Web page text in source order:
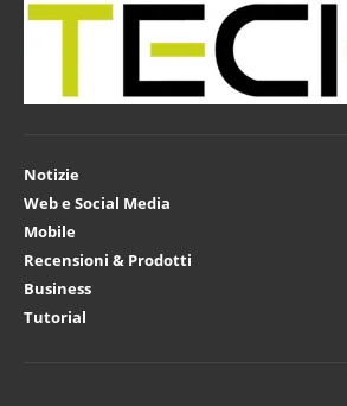
Notizie
Web e Social Media
Mobile
Recensioni & Prodotti
Business
Tutorial